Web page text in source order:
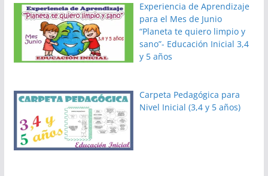
Experiencia de Aprendizaje
para el Mes de Junio
“Planeta te quiero limpio y
sano”- Educación Inicial 3,4
y 5 años
Carpeta Pedagógica para
Nivel Inicial (3,4 y 5 años)